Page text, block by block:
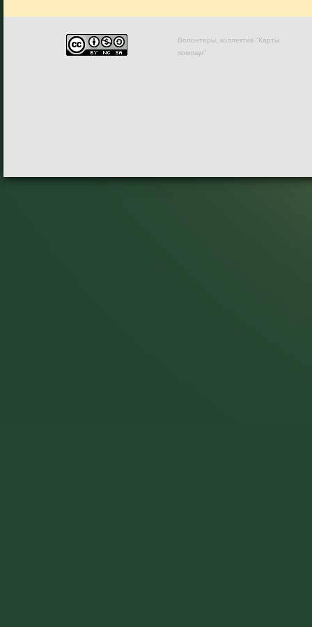
Волонтеры, коллектив "Карты
помощи"